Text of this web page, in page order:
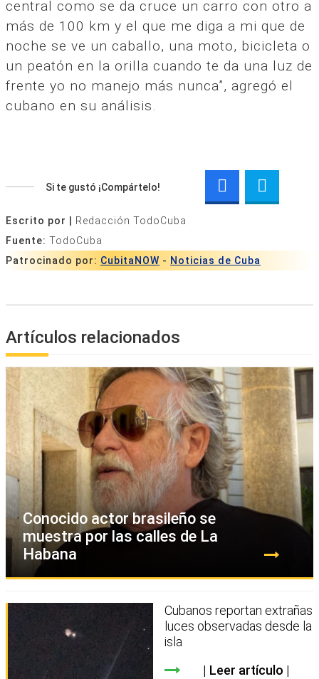
central como se da cruce un carro con otro a
más de 100 km y el que me diga a mi que de
noche se ve un caballo, una moto, bicicleta o
un peatón en la orilla cuando te da una luz de
frente yo no manejo más nunca”, agregó el
cubano en su análisis.
Si te gustó ¡Compártelo!
Escrito por |
Redacción TodoCuba
Fuente: TodoCuba
Patrocinado por: CubitaNOW - Noticias de Cuba
Artículos relacionados
Conocido actor brasileño se
muestra por las calles de La
Habana
Cubanos reportan extrañas
luces observadas desde la
isla
Leer artículo